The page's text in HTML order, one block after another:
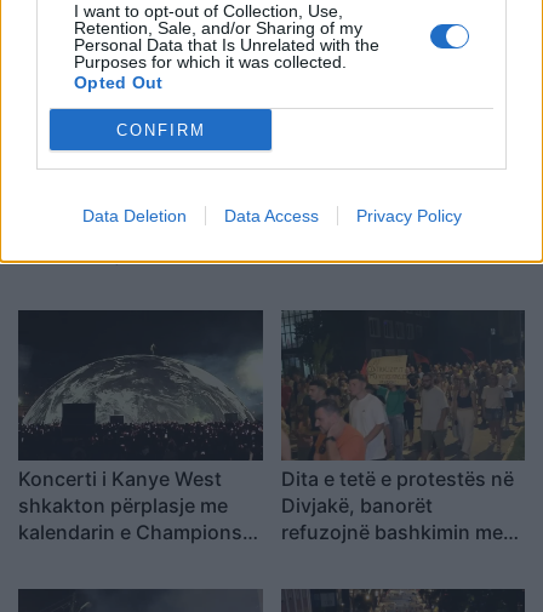
I want to opt-out of Collection, Use,
Retention, Sale, and/or Sharing of my
Personal Data that Is Unrelated with the
Purposes for which it was collected.
Opted Out
CONFIRM
Data Deletion Data Access Privacy Policy
kërkesat e LDK-së: Asnjë
Gramsh, tre zjarre nën
kontroll pas ndërhyrjes në
Koncerti i Kanye West
shkakton përplasje me
kalendarin e Champions
Dita e tetë e protestës në
Divjakë, banorët
refuzojnë bashkimin me